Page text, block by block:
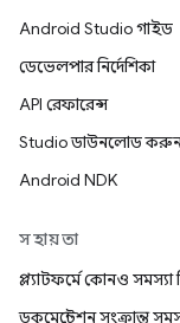
Android Studio গাইড
ডেভেলপার নির্দেশিকা
API রেফারেন্স
Studio ডাউনলোড
Android NDK
সহায়তা
প্ল্যাটফর্মে কোনও
ডকুমেন্টেশন সংক্রান্ত